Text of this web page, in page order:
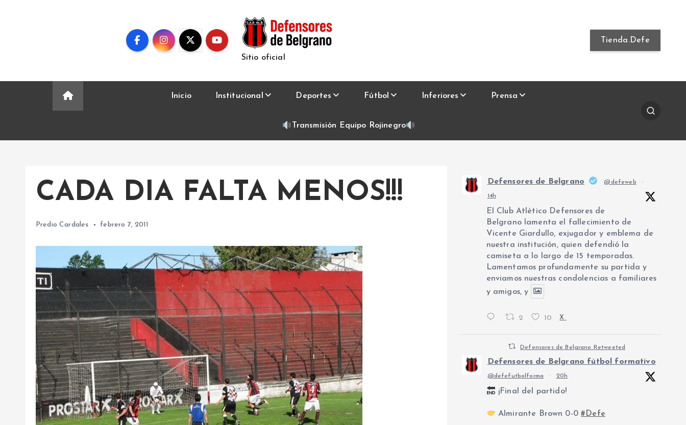
Sitio oficial
Tienda.Defe
Inicio Institucional Deportes Fútbol Inferiores Prensa
Transmisión Equipo Rojinegro
CADA DIA FALTA MENOS!!!
Predio Cardales febrero 7, 2011
Defensores de Belgrano @defeweb ·
14h
El Club Atlético Defensores de
Belgrano lamenta el fallecimiento de
Vicente Giardullo, exjugador y emblema de
nuestra institución, quien defendió la
camiseta a lo largo de 15 temporadas.
Lamentamos profundamente su partida y
enviamos nuestras condolencias a familiares
y amigos, y
2 10 X
Defensores de Belgrano Retweeted
Defensores de Belgrano fútbol formativo
@defefutbolforma · 20h
¡Final del partido!
Almirante Brown 0-0#Defe